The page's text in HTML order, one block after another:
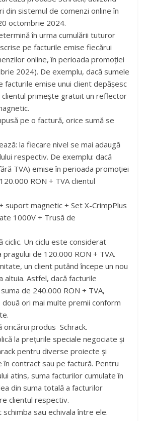
din sistemul de comenzi online în
octombrie 2024.
în urma cumulării tuturor
pe facturile emise fiecărui
online, în perioada promoției
2024). De exemplu, dacă sumele
facturile emise unui client depășesc
clientul primește gratuit un reflector
pe o factură, orice sumă se
la fiecare nivel se mai adaugă
respectiv. De exemplu: dacă
TVA) emise în perioada promoției
RON + TVA clientul
suport magnetic + Set X-CrimpPlus
1000V + Trusă de
ciclic. Un ciclu este considerat
de 120.000 RON + TVA.
un client putând începe un nou
altuia. Astfel, dacă facturile
de 240.000 RON + TVA,
ori mai multe premii conform
oricărui produs Schrack.
la preţurile speciale negociate şi
pentru diverse proiecte şi
în contract sau pe factură. Pentru
atins, suma facturilor cumulate în
din suma totală a facturilor
clientul respectiv.
schimba sau echivala între ele.